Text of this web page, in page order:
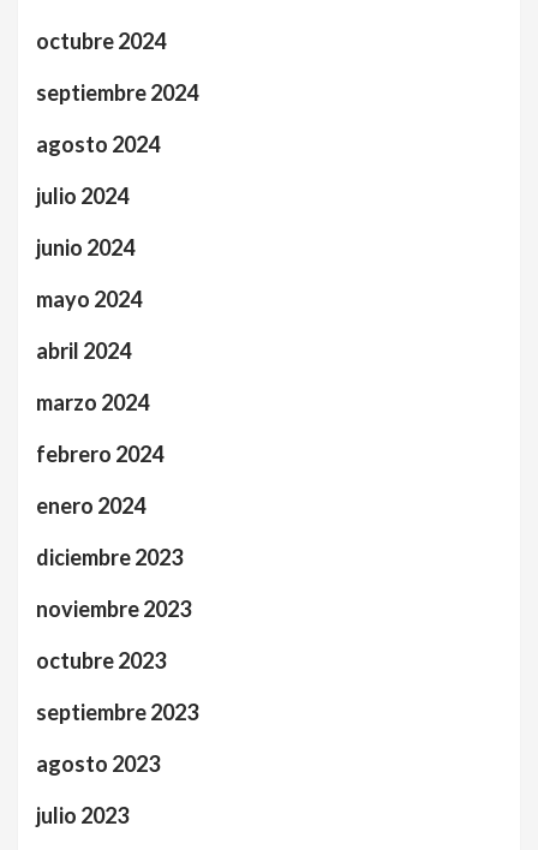
octubre 2024
septiembre 2024
agosto 2024
julio 2024
junio 2024
mayo 2024
abril 2024
marzo 2024
febrero 2024
enero 2024
diciembre 2023
noviembre 2023
octubre 2023
septiembre 2023
agosto 2023
julio 2023